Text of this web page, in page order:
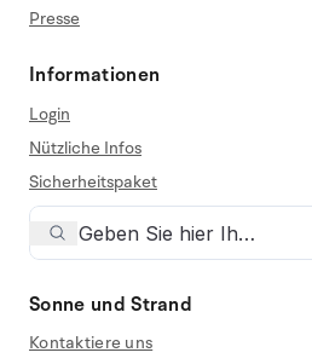
Presse
Informationen
Login
Nützliche Infos
Sicherheitspaket
Sonne und Strand
Kontaktiere uns